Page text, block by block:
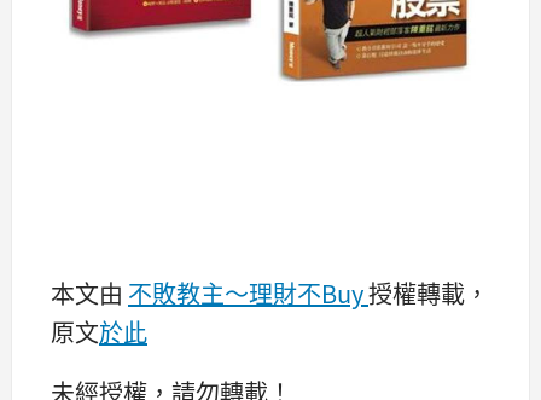
本文由 不敗教主～理財不Buy授權轉載，
原文於此
未經授權，請勿轉載！